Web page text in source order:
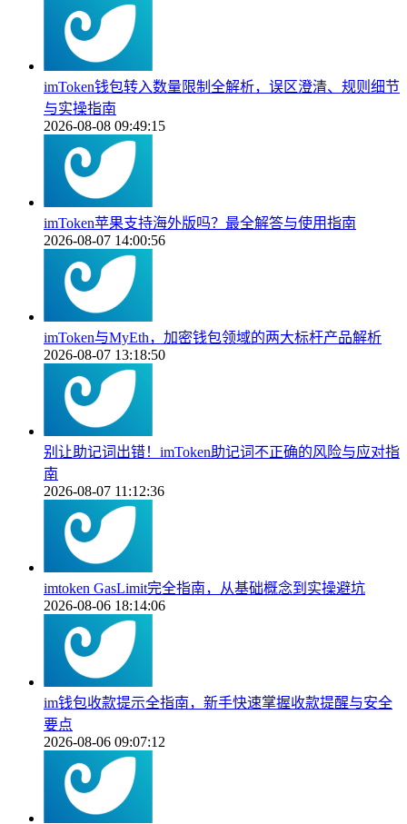
imToken钱包转入数量限制全解析，误区澄清、规则细节
与实操指南
2026-08-08 09:49:15
imToken苹果支持海外版吗？最全解答与使用指南
2026-08-07 14:00:56
imToken与MyEth，加密钱包领域的两大标杆产品解析
2026-08-07 13:18:50
别让助记词出错！imToken助记词不正确的风险与应对指
南
2026-08-07 11:12:36
imtoken GasLimit完全指南，从基础概念到实操避坑
2026-08-06 18:14:06
im钱包收款提示全指南，新手快速掌握收款提醒与安全
要点
2026-08-06 09:07:12